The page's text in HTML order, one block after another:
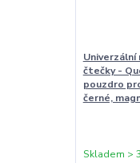
čtečky -
pouzdro
černé,
Skladem >